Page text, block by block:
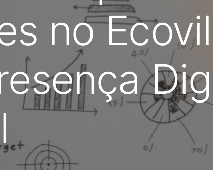
no